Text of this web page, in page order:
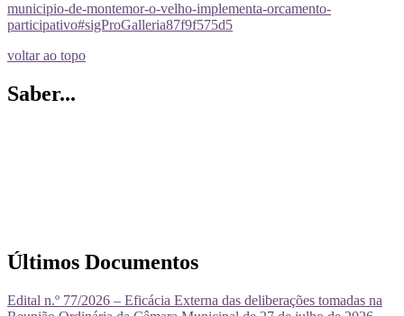
municipio-de-montemor-o-velho-implementa-orcamento-
participativo#sigProGalleria87f9f575d5
voltar ao topo
Saber...
Últimos Documentos
Edital n.º 77/2026 – Eficácia Externa das deliberações tomadas na